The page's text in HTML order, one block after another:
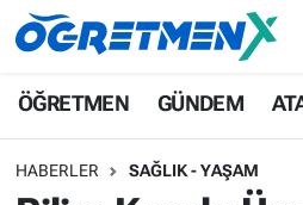
ÖĞRETMEN GÜNDEM
HABERLER SAĞLIK - YAŞAM
ÖĞRETMEN
İstanbul Nöbetçi